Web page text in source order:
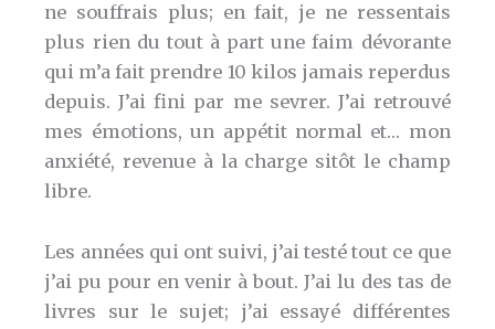
ne souffrais plus; en fait, je ne ressentais
plus rien du tout à part une faim dévorante
qui m’a fait prendre 10 kilos jamais reperdus
depuis. J’ai fini par me sevrer. J’ai retrouvé
mes émotions, un appétit normal et… mon
anxiété, revenue à la charge sitôt le champ
libre.
Les années qui ont suivi, j’ai testé tout ce que
j’ai pu pour en venir à bout. J’ai lu des tas de
livres sur le sujet; j’ai essayé différentes